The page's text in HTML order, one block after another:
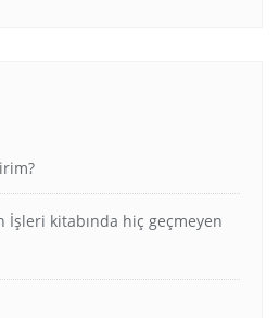
İşleri kitabında hiç geçmeyen